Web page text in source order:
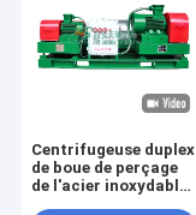
Centrifugeuse duplex
de boue de perçage
de l'acier inoxydable